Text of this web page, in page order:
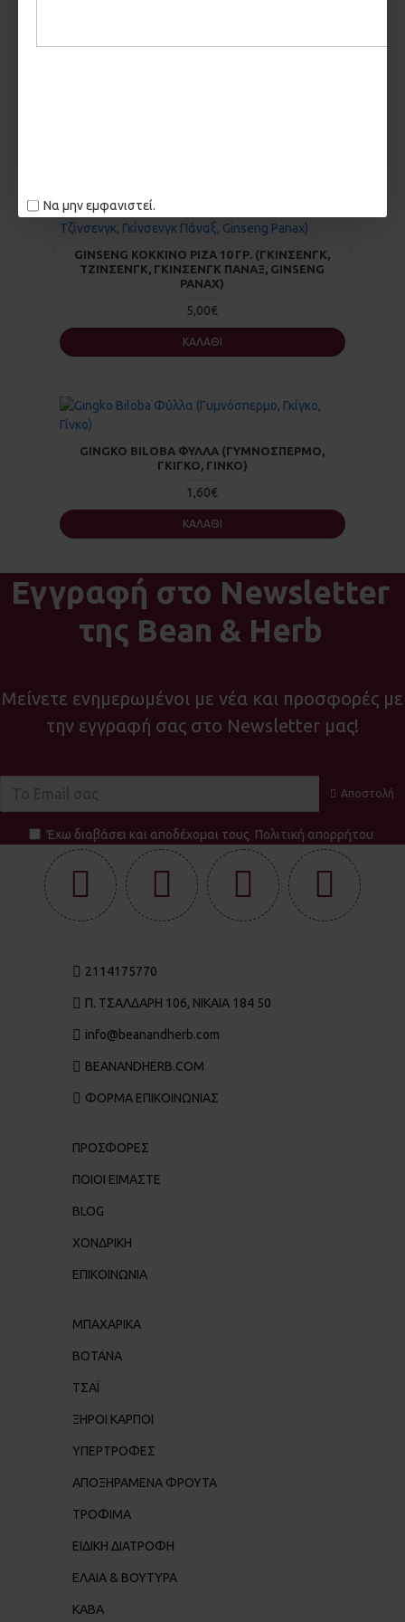
Να μην εμφανιστεί.
GINSENG ΚΌΚΚΙΝΟ ΡΊΖΑ 10 ΓΡ. (ΓΚΊΝΣΕΝΓΚ,
ΤΖΊΝΣΕΝΓΚ, ΓΚΊΝΣΕΝΓΚ ΠΆΝΑΞ, GINSENG
PANAX)
5,00€
ΚΑΛΆΘΙ
GINGKO BILOBA ΦΎΛΛΑ (ΓΥΜΝΌΣΠΕΡΜΟ,
ΓΚΊΓΚΟ, ΓΊΝΚΟ)
1,60€
ΚΑΛΆΘΙ
Εγγραφή στο Newsletter
της Bean & Herb
Μείνετε ενημερωμένοι με νέα και προσφορές με
την εγγραφή σας στο Newsletter μας!
Αποστολή
Έχω διαβάσει και αποδέχομαι τους Πολιτική απορρήτου
2114175770
Π. ΤΣΑΛΔΆΡΗ 106, ΝΊΚΑΙΑ 184 50
info@beanandherb.com
BEANANDHERB.COM
ΦΟΡΜΑ ΕΠΙΚΟΙΝΩΝΙΑΣ
ΠΡΟΣΦΟΡΕΣ
ΠΟΙΟΙ ΕΊΜΑΣΤΕ
BLOG
ΧΟΝΔΡΙΚΉ
ΕΠΙΚΟΙΝΩΝΊΑ
ΜΠΑΧΑΡΙΚΑ
ΒΟΤΑΝΑ
ΤΣΑΪ
ΞΗΡΟΙ ΚΑΡΠΟΙ
ΥΠΕΡΤΡΟΦΕΣ
ΑΠΟΞΗΡΑΜΕΝΑ ΦΡΟΥΤΑ
ΤΡΟΦΙΜΑ
ΕΙΔΙΚΗ ΔΙΑΤΡΟΦΗ
ΕΛΑΙΑ & ΒΟΥΤΥΡΑ
ΚΑΒΑ